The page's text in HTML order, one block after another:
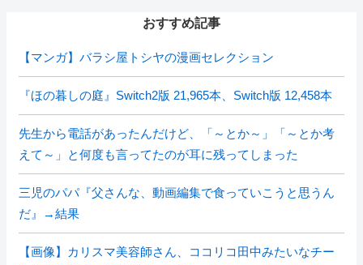
おすすめ記事
【マンガ】バラシ屋トシヤの漫画セレクション
『ほの暮しの庭』Switch2版 21,965本、Switch版 12,458本
先生から電話があったんだけど、「～とか～」「～とか考
えて～」と何度も言ってたのが耳に残ってしまった
三児のパパ『父さんな、動画編集で食っていこうと思うん
だ』→結果
【画像】カリスマ美容師さん、ココリコ田中みたいなチー